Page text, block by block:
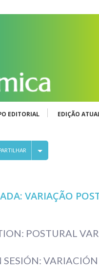
EDITORIAL EDIÇÃO
VARIAÇÃO
POSTURAL